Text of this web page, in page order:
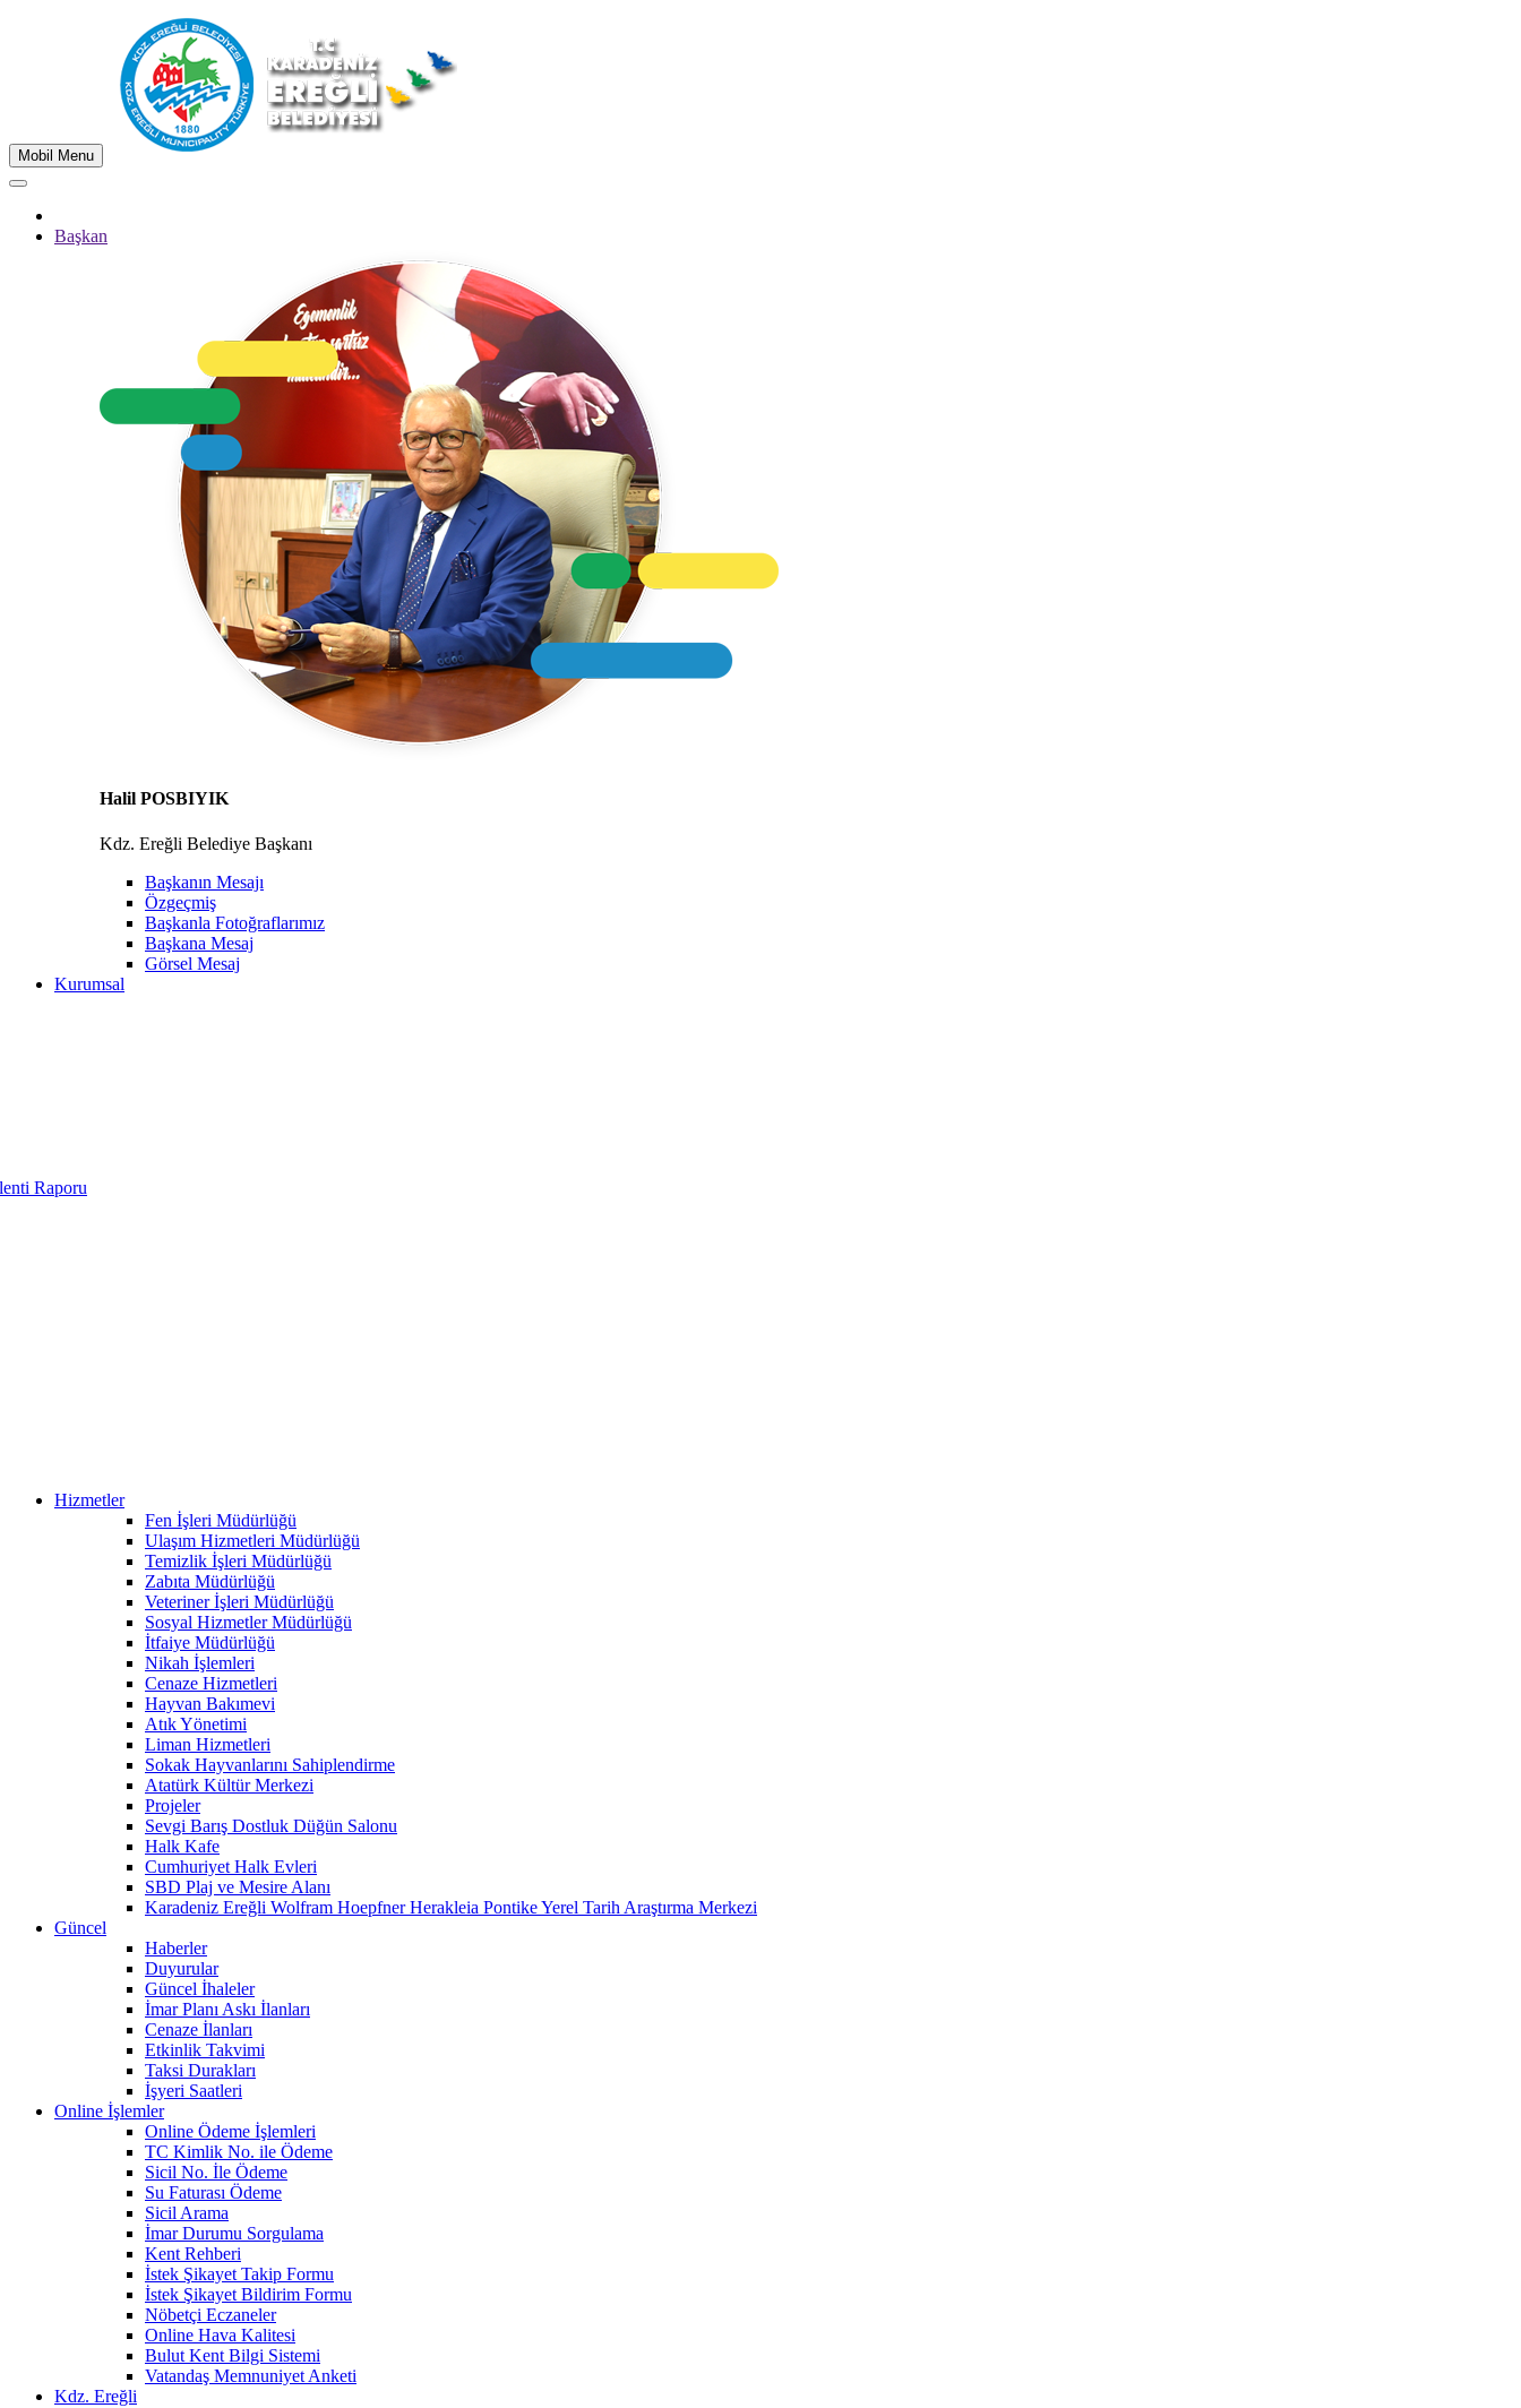
Mobil Menu
Başkan
Halil POSBIYIK
Kdz. Ereğli Belediye Başkanı
Başkanın Mesajı
Özgeçmiş
Başkanla Fotoğraflarımız
Başkana Mesaj
Görsel Mesaj
Kurumsal
Raporu
Hizmetler
Fen İşleri Müdürlüğü
Ulaşım Hizmetleri Müdürlüğü
Temizlik İşleri Müdürlüğü
Zabıta Müdürlüğü
Veteriner İşleri Müdürlüğü
Sosyal Hizmetler Müdürlüğü
İtfaiye Müdürlüğü
Nikah İşlemleri
Cenaze Hizmetleri
Hayvan Bakımevi
Atık Yönetimi
Liman Hizmetleri
Sokak Hayvanlarını Sahiplendirme
Atatürk Kültür Merkezi
Projeler
Sevgi Barış Dostluk Düğün Salonu
Halk Kafe
Cumhuriyet Halk Evleri
SBD Plaj ve Mesire Alanı
Karadeniz Ereğli Wolfram Hoepfner Herakleia Pontike Yerel Tarih Araştırma Merkezi
Güncel
Haberler
Duyurular
Güncel İhaleler
İmar Planı Askı İlanları
Cenaze İlanları
Etkinlik Takvimi
Taksi Durakları
İşyeri Saatleri
Online İşlemler
Online Ödeme İşlemleri
TC Kimlik No. ile Ödeme
Sicil No. İle Ödeme
Su Faturası Ödeme
Sicil Arama
İmar Durumu Sorgulama
Kent Rehberi
İstek Şikayet Takip Formu
İstek Şikayet Bildirim Formu
Nöbetçi Eczaneler
Online Hava Kalitesi
Bulut Kent Bilgi Sistemi
Vatandaş Memnuniyet Anketi
Kdz. Ereğli